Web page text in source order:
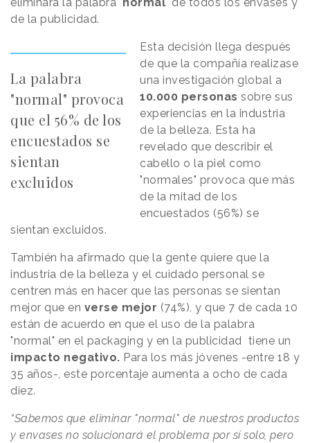
eliminará la palabra "normal" de todos los envases y
de la publicidad.
La palabra
"normal" provoca
que el 56% de los
encuestados se
sientan
excluidos
Esta decisión llega después
de que la compañía realizase
una investigación global a
10.000 personas sobre sus
experiencias en la industria
de la belleza. Esta ha
revelado que describir el
cabello o la piel como
"normales" provoca que más
de la mitad de los
encuestados (56%) se
sientan excluidos.
También ha afirmado que la gente quiere que la
industria de la belleza y el cuidado personal se
centren más en hacer que las personas se sientan
mejor que en verse mejor (74%), y que 7 de cada 10
están de acuerdo en que el uso de la palabra
"normal" en el packaging y en la publicidad tiene un
impacto negativo. Para los más jóvenes -entre 18 y
35 años-, este porcentaje aumenta a ocho de cada
diez.
“Sabemos que eliminar "normal" de nuestros productos
y envases no solucionará el problema por sí solo, pero